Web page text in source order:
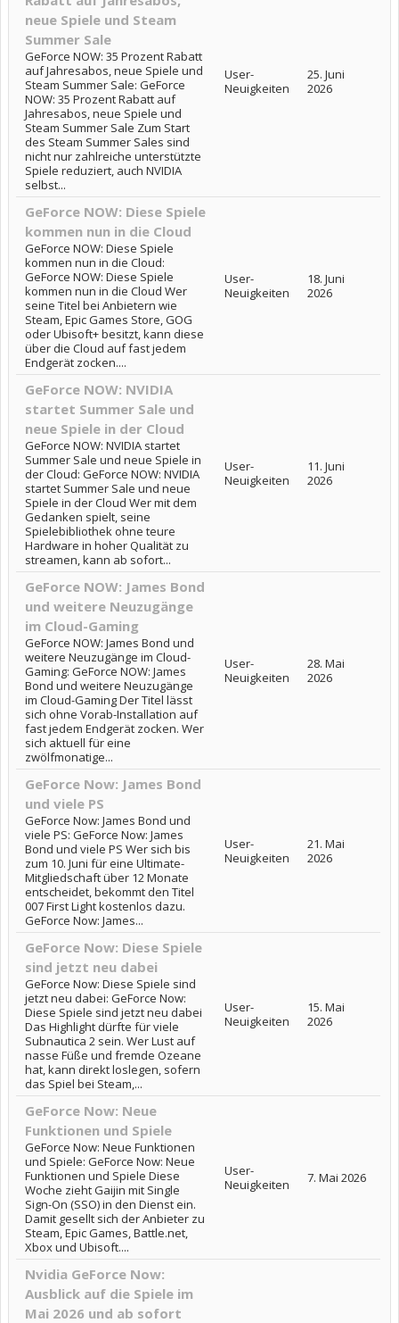
neue Spiele und Steam
Summer Sale
GeForce NOW: 35 Prozent Rabatt
auf Jahresabos, neue Spiele und
Steam Summer Sale: GeForce
NOW: 35 Prozent Rabatt auf
Jahresabos, neue Spiele und
Steam Summer Sale Zum Start
des Steam Summer Sales sind
nicht nur zahlreiche unterstützte
Spiele reduziert, auch NVIDIA
selbst...
User-
Neuigkeiten
25. Juni
2026
GeForce NOW: Diese Spiele
kommen nun in die Cloud
GeForce NOW: Diese Spiele
kommen nun in die Cloud:
GeForce NOW: Diese Spiele
kommen nun in die Cloud Wer
seine Titel bei Anbietern wie
Steam, Epic Games Store, GOG
oder Ubisoft+ besitzt, kann diese
über die Cloud auf fast jedem
Endgerät zocken....
User-
Neuigkeiten
18. Juni
2026
GeForce NOW: NVIDIA
startet Summer Sale und
neue Spiele in der Cloud
GeForce NOW: NVIDIA startet
Summer Sale und neue Spiele in
der Cloud: GeForce NOW: NVIDIA
startet Summer Sale und neue
Spiele in der Cloud Wer mit dem
Gedanken spielt, seine
Spielebibliothek ohne teure
Hardware in hoher Qualität zu
streamen, kann ab sofort...
User-
Neuigkeiten
11. Juni
2026
GeForce NOW: James Bond
und weitere Neuzugänge
im Cloud-Gaming
GeForce NOW: James Bond und
weitere Neuzugänge im Cloud-
Gaming: GeForce NOW: James
Bond und weitere Neuzugänge
im Cloud-Gaming Der Titel lässt
sich ohne Vorab-Installation auf
fast jedem Endgerät zocken. Wer
sich aktuell für eine
zwölfmonatige...
User-
Neuigkeiten
28. Mai
2026
GeForce Now: James Bond
und viele PS
GeForce Now: James Bond und
viele PS: GeForce Now: James
Bond und viele PS Wer sich bis
zum 10. Juni für eine Ultimate-
Mitgliedschaft über 12 Monate
entscheidet, bekommt den Titel
007 First Light kostenlos dazu.
GeForce Now: James...
User-
Neuigkeiten
21. Mai
2026
GeForce Now: Diese Spiele
sind jetzt neu dabei
GeForce Now: Diese Spiele sind
jetzt neu dabei: GeForce Now:
Diese Spiele sind jetzt neu dabei
Das Highlight dürfte für viele
Subnautica 2 sein. Wer Lust auf
nasse Füße und fremde Ozeane
hat, kann direkt loslegen, sofern
das Spiel bei Steam,...
User-
Neuigkeiten
15. Mai
2026
GeForce Now: Neue
Funktionen und Spiele
GeForce Now: Neue Funktionen
und Spiele: GeForce Now: Neue
Funktionen und Spiele Diese
Woche zieht Gaijin mit Single
Sign-On (SSO) in den Dienst ein.
Damit gesellt sich der Anbieter zu
Steam, Epic Games, Battle.net,
Xbox und Ubisoft....
User-
Neuigkeiten
7. Mai 2026
Nvidia GeForce Now:
Ausblick auf die Spiele im
Mai 2026 und ab sofort